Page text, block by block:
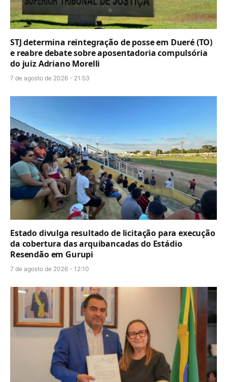
STJ determina reintegração de posse em Dueré (TO)
e reabre debate sobre aposentadoria compulsória
do juiz Adriano Morelli
7 de agosto de 2026 - 21:53
Estado divulga resultado de licitação para execução
da cobertura das arquibancadas do Estádio
Resendão em Gurupi
7 de agosto de 2026 - 12:10